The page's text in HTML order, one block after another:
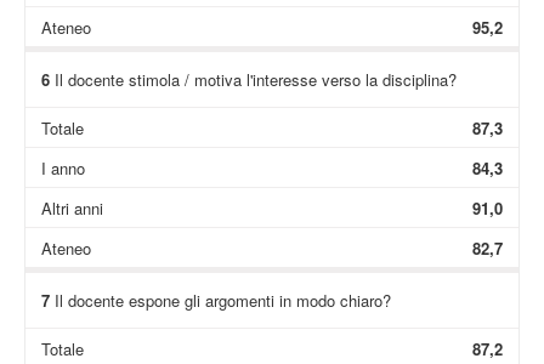
Ateneo
95,2
6Il docente stimola / motiva l'interesse verso la disciplina?
Totale
87,3
I anno
84,3
Altri anni
91,0
Ateneo
82,7
7Il docente espone gli argomenti in modo chiaro?
Totale
87,2